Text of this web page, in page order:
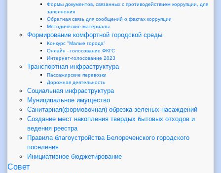
Формы документов, связанных с противодействием коррупции, для
заполнения
Обратная связь для сообщений о фактах коррупции
Методические материалы
Формирование комфортной городской среды
Конкурс "Малые города"
Онлайн - голосование ФКГС
Интернет-голосование 2023
Транспортная инфраструктура
Пассажирские перевозки
Дорожная деятельность
Социальная инфраструктура
Муниципальное имущество
Санитарная(формовочная) обрезка зеленых насаждений
Создание мест накопления твердых бытовых отходов и
ведения реестра
Правила благоустройства Белореченского городского
поселения
Инициативное бюджетирование
Совет